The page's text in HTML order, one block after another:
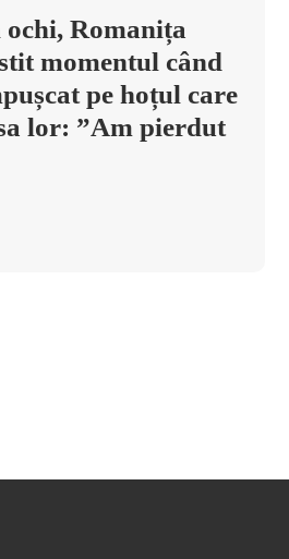
Romanița
momentul când
pe hoțul care
lor: ”Am pierdut